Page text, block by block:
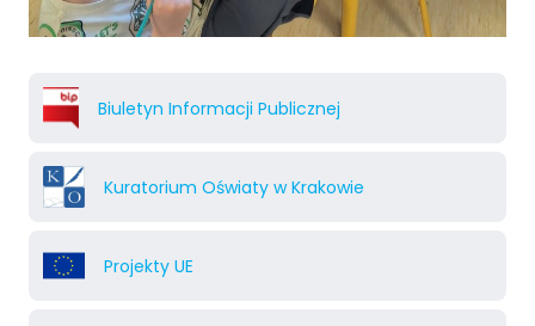
Biuletyn Informacji Publicznej
Kuratorium Oświaty w Krakowie
Projekty UE